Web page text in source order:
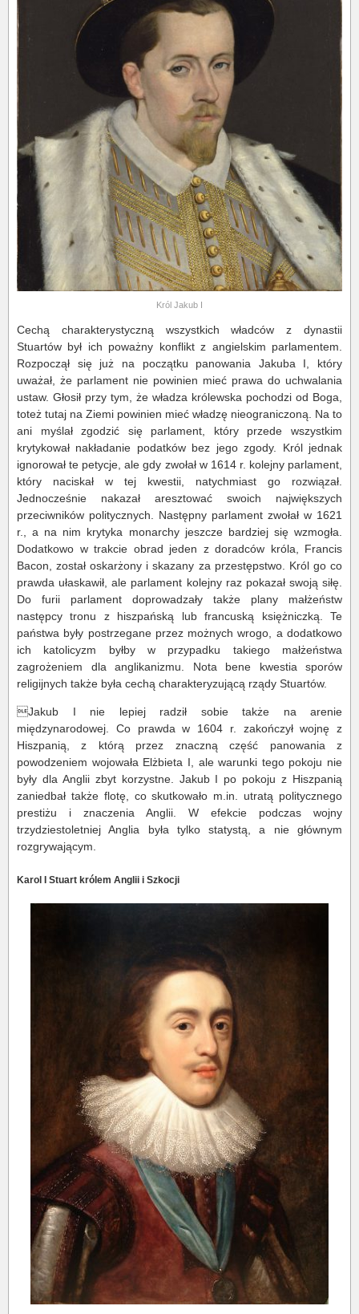
Król Jakub I
Cechą charakterystyczną wszystkich władców z dynastii
Stuartów był ich poważny konflikt z angielskim parlamentem.
Rozpoczął się już na początku panowania Jakuba I, który
uważał, że parlament nie powinien mieć prawa do uchwalania
ustaw. Głosił przy tym, że władza królewska pochodzi od Boga,
toteż tutaj na Ziemi powinien mieć władzę nieograniczoną. Na to
ani myślał zgodzić się parlament, który przede wszystkim
krytykował nakładanie podatków bez jego zgody. Król jednak
ignorował te petycje, ale gdy zwołał w 1614 r. kolejny parlament,
który naciskał w tej kwestii, natychmiast go rozwiązał.
Jednocześnie nakazał aresztować swoich największych
przeciwników politycznych. Następny parlament zwołał w 1621
r., a na nim krytyka monarchy jeszcze bardziej się wzmogła.
Dodatkowo w trakcie obrad jeden z doradców króla, Francis
Bacon, został oskarżony i skazany za przestępstwo. Król go co
prawda ułaskawił, ale parlament kolejny raz pokazał swoją siłę.
Do furii parlament doprowadzały także plany małżeństw
następcy tronu z hiszpańską lub francuską księżniczką. Te
państwa były postrzegane przez możnych wrogo, a dodatkowo
ich katolicyzm byłby w przypadku takiego małżeństwa
zagrożeniem dla anglikanizmu. Nota bene kwestia sporów
religijnych także była cechą charakteryzującą rządy Stuartów.
Jakub I nie lepiej radził sobie także na arenie
międzynarodowej. Co prawda w 1604 r. zakończył wojnę z
Hiszpanią, z którą przez znaczną część panowania z
powodzeniem wojowała Elżbieta I, ale warunki tego pokoju nie
były dla Anglii zbyt korzystne. Jakub I po pokoju z Hiszpanią
zaniedbał także flotę, co skutkowało m.in. utratą politycznego
prestiżu i znaczenia Anglii. W efekcie podczas wojny
trzydziestoletniej Anglia była tylko statystą, a nie głównym
rozgrywającym.
Karol I Stuart królem Anglii i Szkocji